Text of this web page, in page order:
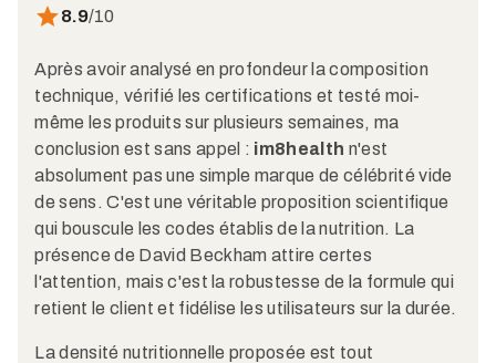
8.9/10
Après avoir analysé en profondeur la composition
technique, vérifié les certifications et testé moi-
même les produits sur plusieurs semaines, ma
conclusion est sans appel : im8health n'est
absolument pas une simple marque de célébrité vide
de sens. C'est une véritable proposition scientifique
qui bouscule les codes établis de la nutrition. La
présence de David Beckham attire certes
l'attention, mais c'est la robustesse de la formule qui
retient le client et fidélise les utilisateurs sur la durée.
La densité nutritionnelle proposée est tout